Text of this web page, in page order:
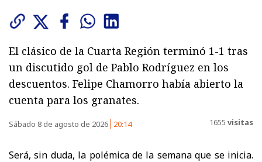
El clásico de la Cuarta Región terminó 1-1 tras
un discutido gol de Pablo Rodríguez en los
descuentos. Felipe Chamorro había abierto la
cuenta para los granates.
Sábado 8 de agosto de 2026 20:14 1655 visitas
Será, sin duda, la polémica de la semana que se inicia.